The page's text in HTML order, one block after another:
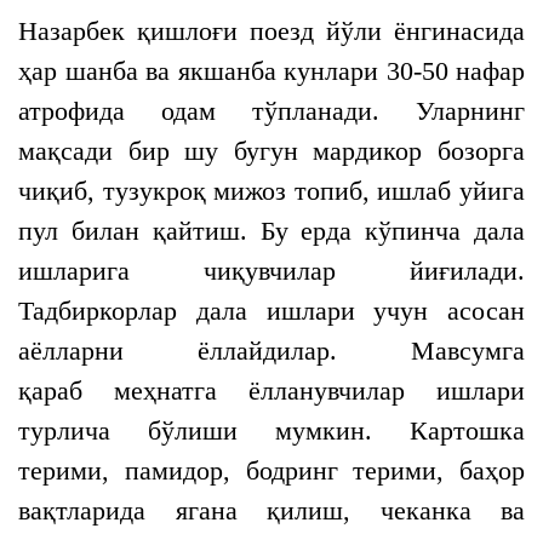
Назарбек қишлоғи поезд йўли ёнгинасида
ҳар шанба ва якшанба кунлари 30-50 нафар
атрофида одам тўпланади. Уларнинг
мақсади бир шу бугун мардикор бозорга
чиқиб, тузукроқ мижоз топиб, ишлаб уйига
пул билан қайтиш. Бу ерда кўпинча дала
ишларига чиқувчилар йиғилади.
Тадбиркорлар дала ишлари учун асосан
аёлларни ёллайдилар. Мавсумга
қараб меҳнатга ёлланувчилар ишлари
турлича бўлиши мумкин. Картошка
терими, памидор, бодринг терими, баҳор
вақтларида ягана қилиш, чеканка ва